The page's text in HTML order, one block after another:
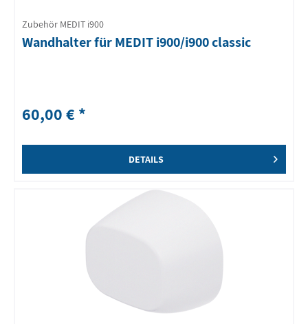
Zubehör MEDIT i900
Wandhalter für MEDIT i900/i900 classic
60,00 € *
DETAILS